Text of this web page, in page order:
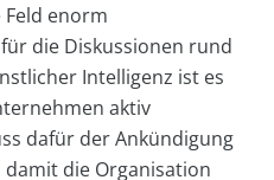
enorm
die Diskussionen rund
Intelligenz ist es
aktiv
dafür der Ankündigung
die Organisation